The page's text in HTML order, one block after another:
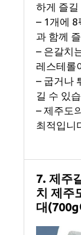
하게 즐길
– 1개에 8
과 함께
– 은갈치
레스테롤
– 굽거나
길 수 있
– 제주도
최적입니
7. 제주
치 제주
대